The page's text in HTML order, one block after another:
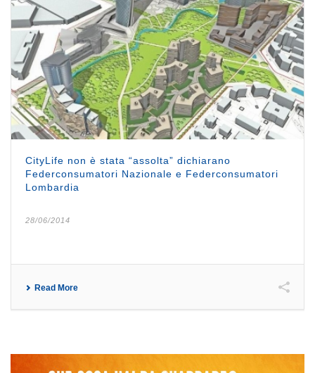
CityLife non è stata “assolta” dichiarano
Federconsumatori Nazionale e Federconsumatori
Lombardia
28/06/2014
Read More